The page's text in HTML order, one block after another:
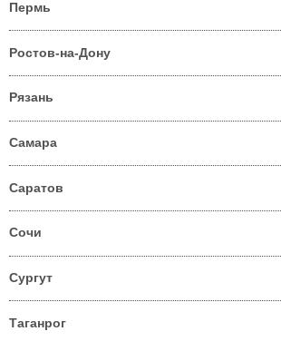
Пермь
Ростов-на-Дону
Рязань
Самара
Саратов
Сочи
Сургут
Таганрог